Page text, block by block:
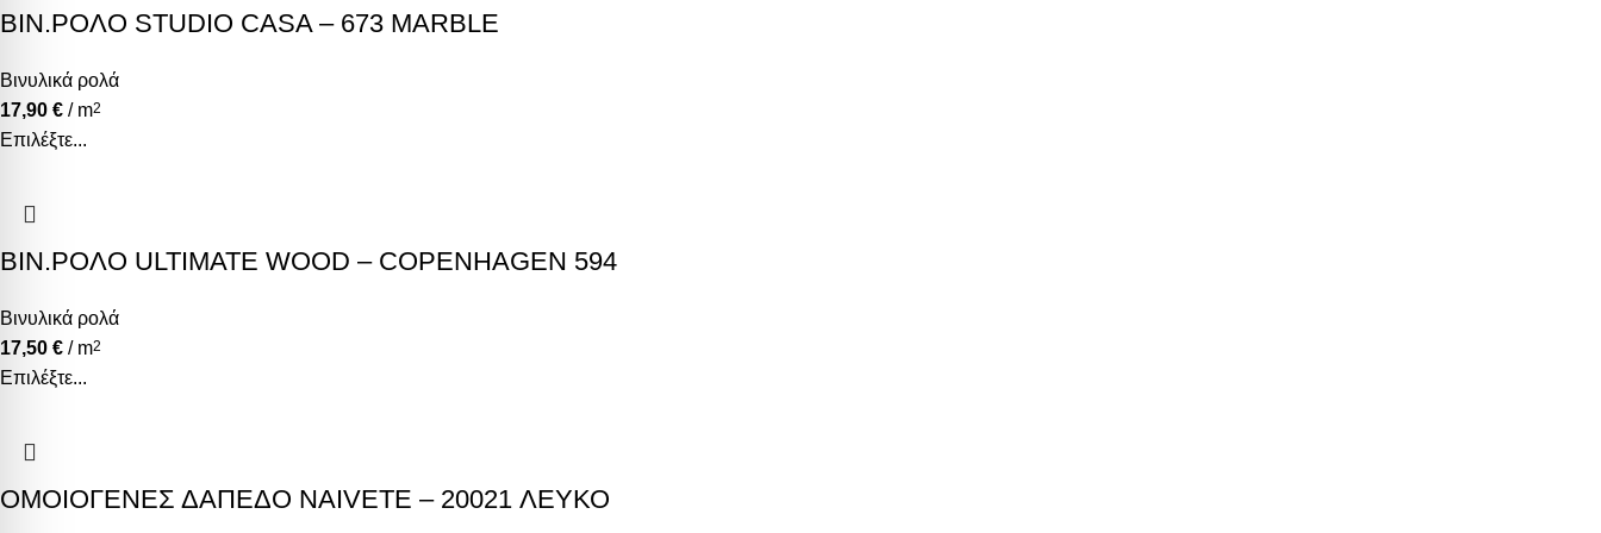
ΒΙΝ.ΡΟΛΟ STUDIO CASA – 673 MARBLE
Βινυλικά ρολά
17,90 € / m2
Επιλέξτε...
ΒΙΝ.ΡΟΛΟ ULTIMATE WOOD – COPENHAGEN 594
Βινυλικά ρολά
17,50 € / m2
Επιλέξτε...
ΟΜΟΙΟΓΕΝΕΣ ΔΑΠΕΔΟ NAIVETE – 20021 ΛΕΥΚΟ